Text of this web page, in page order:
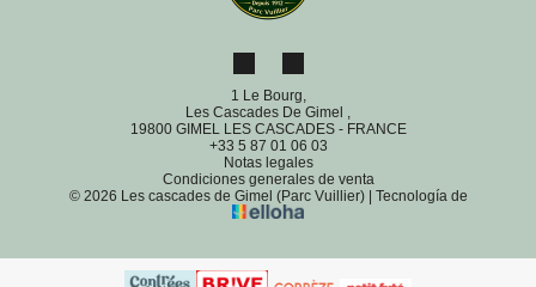
1 Le Bourg,
Les Cascades De Gimel ,
19800 GIMEL LES CASCADES - FRANCE
+33 5 87 01 06 03
Notas legales
Condiciones generales de venta
© 2026 Les cascades de Gimel (Parc Vuillier)
Tecnología de